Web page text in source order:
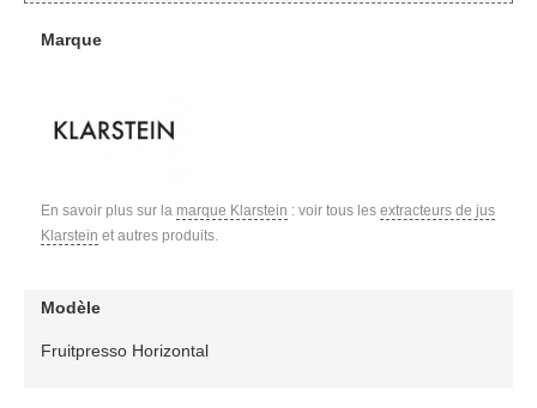
Marque
En savoir plus sur la marque Klarstein : voir tous les extracteurs de jus
Klarstein et autres produits.
Modèle
Fruitpresso Horizontal